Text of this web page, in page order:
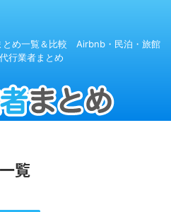
とめ一覧＆比較 Airbnb・民泊・旅館
行業者まとめ
覧